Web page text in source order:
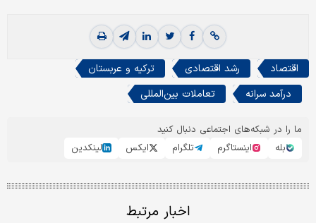
اقتصاد رشد اقتصادی
ترکیه و عربستان
درآمد سرانه
تعاملات بین‌المللی
ما را در شبکه‌های اجتماعی دنبال کنید
بله
اینستاگرم تلگرام ایکس لینکدین
اخبار مرتبط